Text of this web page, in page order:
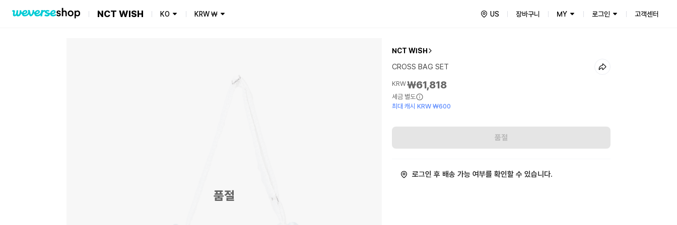
NCT WISH KO KRW₩ US 장바구니 MY 로그인 고객센터
품절
NCT WISH
CROSS BAG SET
KRW₩61,818
세금 별도
최대 캐시 KRW ₩600
품절
로그인 후 배송 가능 여부를 확인할 수 있습니다.